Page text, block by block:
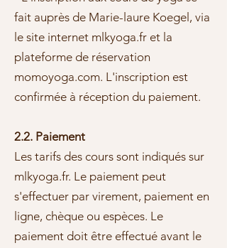
fait auprès de Marie-laure Koegel, via
le site internet mlkyoga.fr et la
plateforme de réservation
momoyoga.com. L'inscription est
confirmée à réception du paiement.
2.2. Paiement
Les tarifs des cours sont indiqués sur
mlkyoga.fr. Le paiement peut
s'effectuer par virement, paiement en
ligne, chèque ou espèces. Le
paiement doit être effectué avant le